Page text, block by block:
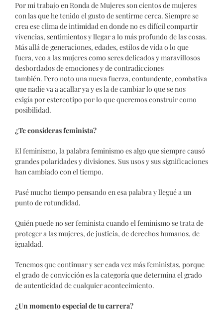
Por mi trabajo en Ronda de Mujeres son cientos de mujeres
con las que he tenido el gusto de sentirme cerca. Siempre se
crea ese clima de intimidad en donde no es difícil compartir
vivencias, sentimientos y llegar a lo más profundo de las cosas.
Más allá de generaciones, edades, estilos de vida o lo que
fuera, veo a las mujeres como seres delicados y maravillosos
desbordados de emociones y de contradicciones
también. Pero noto una nueva fuerza, contundente, combativa
que nadie va a acallar ya y es la de cambiar lo que se nos
exigía por estereotipo por lo que queremos construir como
posibilidad.
¿Te consideras feminista?
El feminismo, la palabra feminismo es algo que siempre causó
grandes polaridades y divisiones. Sus usos y sus significaciones
han cambiado con el tiempo.
Pasé mucho tiempo pensando en esa palabra y llegué a un
punto de rotundidad.
Quién puede no ser feminista cuando el feminismo se trata de
proteger a las mujeres, de justicia, de derechos humanos, de
igualdad.
Tenemos que continuar y ser cada vez más feministas, porque
el grado de convicción es la categoría que determina el grado
de autenticidad de cualquier acontecimiento.
¿Un momento especial de tu carrera?